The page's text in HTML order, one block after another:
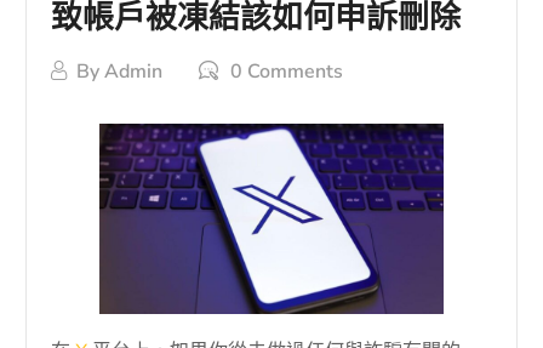
致帳戶被凍結該如何申訴刪除
ByAdmin 0 Comments